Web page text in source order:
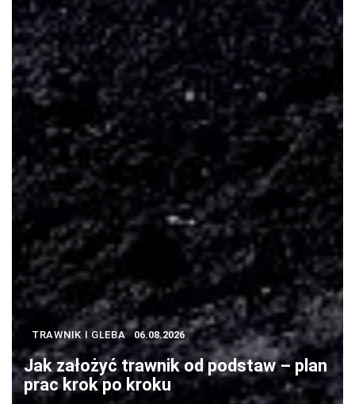
TRAWNIK I GLEBA 06.08.2026
Jak założyć trawnik od podstaw – plan
prac krok po kroku